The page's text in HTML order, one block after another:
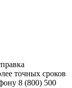
точных сроков
8 (800) 500